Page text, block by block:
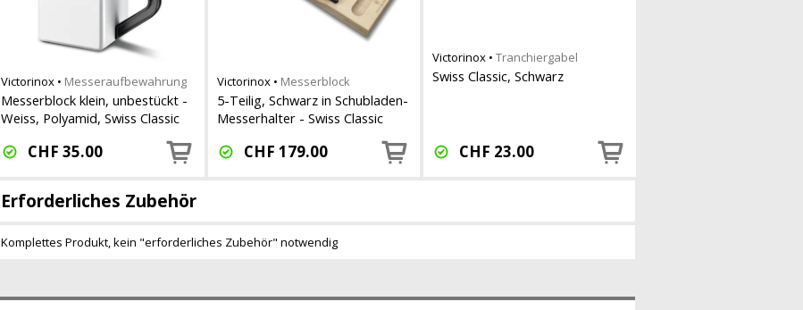
Victorinox • Messeraufbewahrung
Messerblock klein, unbestückt -
Weiss, Polyamid, Swiss Classic
CHF 35.00
Victorinox• Messerblock
5-Teilig, Schwarz in Schubladen-
Messerhalter - Swiss Classic
CHF 179.00
Victorinox •Tranchiergabel
Swiss Classic, Schwarz
CHF 23.00
Erforderliches Zubehör
Komplettes Produkt, kein "erforderliches Zubehör" notwendig